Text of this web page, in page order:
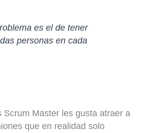
es el de tener
personas en cada
Scrum Master les gusta atraer a
que en realidad solo